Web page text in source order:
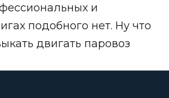
и
подобного нет. Ну что
двигать паровоз